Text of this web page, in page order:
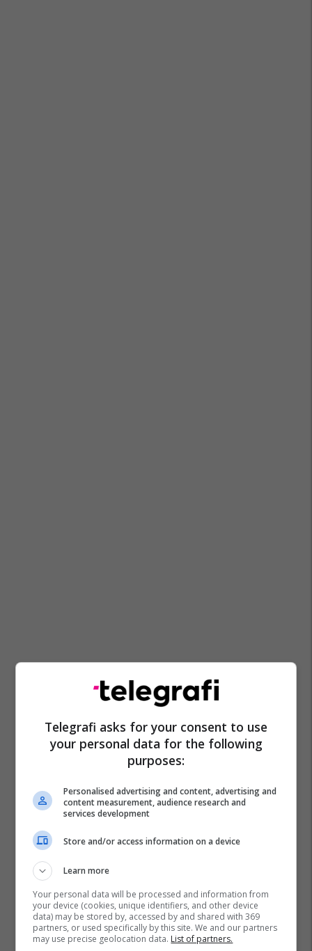
La Liga Marcos Alonso
Real Madrid
Premier League
Transferimet
Telegrafi asks for your consent to use
your personal data for the following
purposes:
Personalised advertising and content, advertising and
content measurement, audience research and
services development
Store and/or access information on a device
Learn more
Your personal data will be processed and information from
your device (cookies, unique identifiers, and other device
data) may be stored by, accessed by and shared with 369
partners, or used specifically by this site. We and our partners
may use precise geolocation data. List of partners.